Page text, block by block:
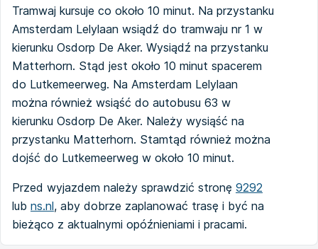
Tramwaj kursuje co około 10 minut. Na przystanku
Amsterdam Lelylaan wsiądź do tramwaju nr 1 w
kierunku Osdorp De Aker. Wysiądź na przystanku
Matterhorn. Stąd jest około 10 minut spacerem
do Lutkemeerweg. Na Amsterdam Lelylaan
można również wsiąść do autobusu 63 w
kierunku Osdorp De Aker. Należy wysiąść na
przystanku Matterhorn. Stamtąd również można
dojść do Lutkemeerweg w około 10 minut.
Przed wyjazdem należy sprawdzić stronę 9292
lub ns.nl, aby dobrze zaplanować trasę i być na
bieżąco z aktualnymi opóźnieniami i pracami.